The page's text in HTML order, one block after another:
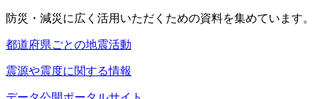
防災・減災に広く活用いただくための資料を集めています。
都道府県ごとの地震活動
震源や震度に関する情報